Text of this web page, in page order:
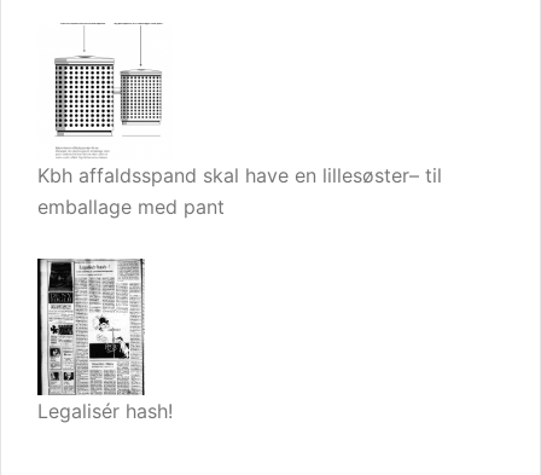
Kbh affaldsspand skal have en lillesøster– til
emballage med pant
Legalisér hash!